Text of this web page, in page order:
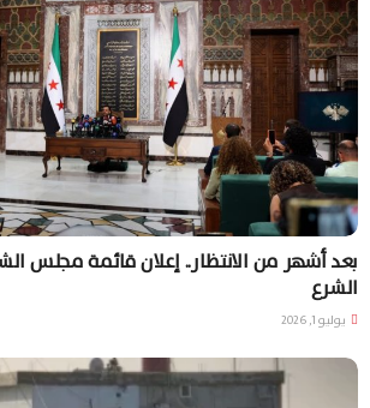
بعد أشهر من الانتظار.. إعلان قائمة مجلس
الشرع
يوليو 1, 2026